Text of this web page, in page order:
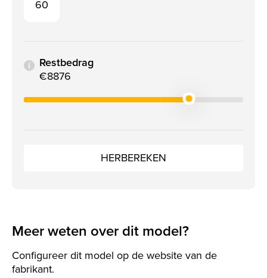
60
Restbedrag
€8876
HERBEREKEN
Meer weten over dit model?
Configureer dit model op de website van de
fabrikant.